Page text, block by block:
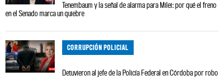
Tenembaum y la señal de alarma para Milei: por qué el freno
en el Senado marca un quiebre
CORRUPCIÓN POLICIAL
Detuvieron al jefe de la Policía Federal en Córdoba por robo